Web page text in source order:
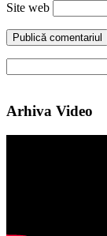
Site web
Arhiva Video